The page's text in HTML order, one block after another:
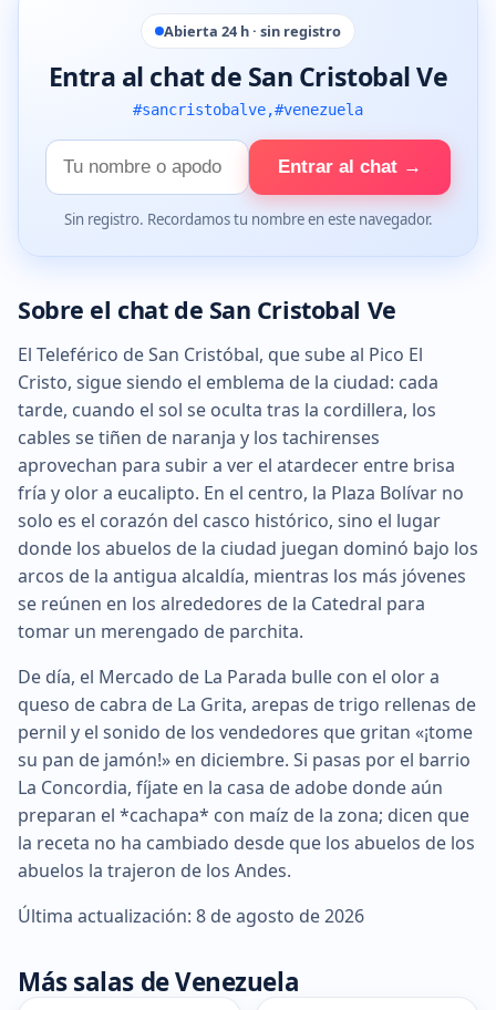
Abierta 24 h · sin registro
Entra al chat de San Cristobal Ve
#sancristobalve,#venezuela
Tu
nombre
Entrar al chat →
Sin registro. Recordamos tu nombre en este navegador.
Sobre el chat de San Cristobal Ve
El Teleférico de San Cristóbal, que sube al Pico El
Cristo, sigue siendo el emblema de la ciudad: cada
tarde, cuando el sol se oculta tras la cordillera, los
cables se tiñen de naranja y los tachirenses
aprovechan para subir a ver el atardecer entre brisa
fría y olor a eucalipto. En el centro, la Plaza Bolívar no
solo es el corazón del casco histórico, sino el lugar
donde los abuelos de la ciudad juegan dominó bajo los
arcos de la antigua alcaldía, mientras los más jóvenes
se reúnen en los alrededores de la Catedral para
tomar un merengado de parchita.
De día, el Mercado de La Parada bulle con el olor a
queso de cabra de La Grita, arepas de trigo rellenas de
pernil y el sonido de los vendedores que gritan «¡tome
su pan de jamón!» en diciembre. Si pasas por el barrio
La Concordia, fíjate en la casa de adobe donde aún
preparan el *cachapa* con maíz de la zona; dicen que
la receta no ha cambiado desde que los abuelos de los
abuelos la trajeron de los Andes.
Última actualización: 8 de agosto de 2026
Más salas de Venezuela